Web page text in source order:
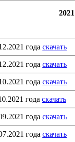
2021
года скачать
года скачать
года скачать
года скачать
года скачать
года скачать